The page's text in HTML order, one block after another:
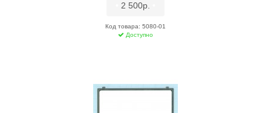
2 500р.
Код товара: 5080-01
Доступно